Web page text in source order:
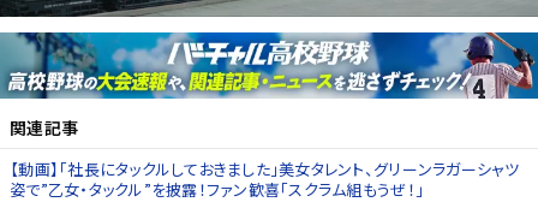
関連記事
【動画】「社長にタックルしておきました」美女タレント、グリーンラガーシャツ
姿で”乙女・タックル”を披露！ファン歓喜「スクラム組もうぜ！」